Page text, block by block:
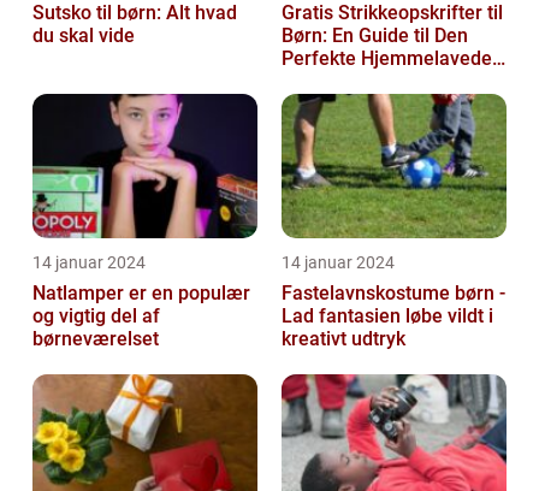
Sutsko til børn: Alt hvad
du skal vide
Gratis Strikkeopskrifter til
Børn: En Guide til Den
Perfekte Hjemmelavede
14 januar 2024
Natlamper er en populær
og vigtig del af
børneværelset
14 januar 2024
Fastelavnskostume børn -
Lad fantasien løbe vildt i
kreativt udtryk